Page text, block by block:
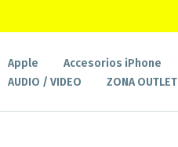
Apple Accesorios iPhone
AUDIO / VIDEO
ZONA OUTLET